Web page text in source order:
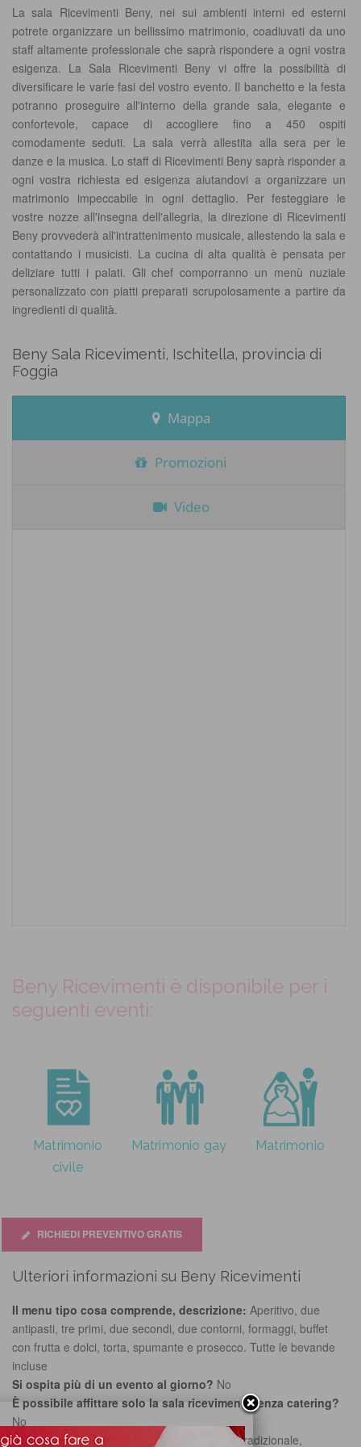
La sala Ricevimenti Beny, nei sui ambienti interni ed esterni
potrete organizzare un bellissimo matrimonio, coadiuvati da uno
staff altamente professionale che saprà rispondere a ogni vostra
esigenza. La Sala Ricevimenti Beny vi offre la possibilità di
diversificare le varie fasi del vostro evento. Il banchetto e la festa
potranno proseguire all'interno della grande sala, elegante e
confortevole, capace di accogliere fino a 450 ospiti
comodamente seduti. La sala verrà allestita alla sera per le
danze e la musica. Lo staff di Ricevimenti Beny saprà risponder a
ogni vostra richiesta ed esigenza aiutandovi a organizzare un
matrimonio impeccabile in ogni dettaglio. Per festeggiare le
vostre nozze all'insegna dell'allegria, la direzione di Ricevimenti
Beny provvederà all'intrattenimento musicale, allestendo la sala e
contattando i musicisti. La cucina di alta qualità è pensata per
deliziare tutti i palati. Gli chef comporranno un menù nuziale
personalizzato con piatti preparati scrupolosamente a partire da
ingredienti di qualità.
Beny Sala Ricevimenti, Ischitella, provincia di
Foggia
Mappa
Promozioni
Video
Beny Ricevimenti è disponibile per i
seguenti eventi:
Matrimonio
civile
Matrimonio gay Matrimonio
RICHIEDI PREVENTIVO GRATIS
Ulteriori informazioni su Beny Ricevimenti
Il menu tipo cosa comprende, descrizione: Aperitivo, due
antipasti, tre primi, due secondi, due contorni, formaggi, buffet
con frutta e dolci, torta, spumante e prosecco. Tutte le bevande
incluse
Si ospita più di un evento al giorno? No
È possibile affittare solo la sala ricevimenti senza catering?
No
Che tipo di cucina offre la sala?
Naturale, Tradizionale,